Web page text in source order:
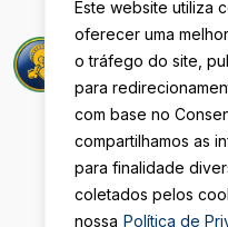
Este website utiliza
oferecer uma
o tráfego do site,
para
com base no
compartilhamos as
para finalidade
coletados pelos
nossa Política de